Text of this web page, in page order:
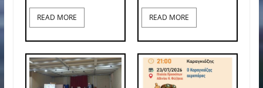
READ MORE READ MORE